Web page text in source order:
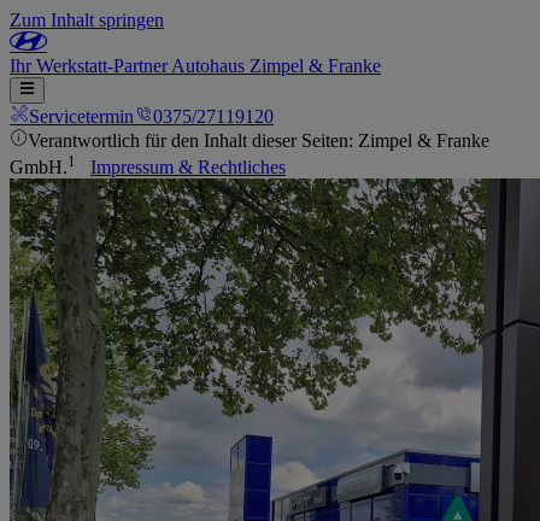
Zum Inhalt springen
IhrWerkstatt-PartnerAutohaus Zimpel & Franke
Servicetermin
0375/27119120
Verantwortlich für den Inhalt dieser Seiten: Zimpel & Franke
GmbH.1 Impressum & Rechtliches